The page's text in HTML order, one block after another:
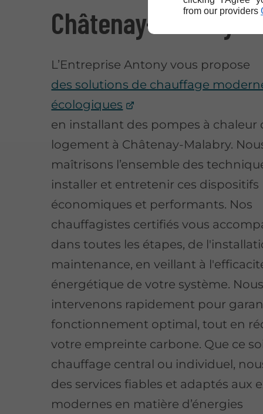
from our providers
Châtenay-Malabry
L’Entreprise Antony vous propose
des solutions de chauffage
écologiques
en installant des pompes à chaleur
logement à Châtenay-Malabry.
maîtrisons l’ensemble des
installer et entretenir ces dispositifs
économiques et performants. Nos
chauffagistes certifiés vous
dans toutes les étapes, de
maintenance, en veillant à
énergétique de votre système. Nous
intervenons rapidement pour
fonctionnement optimal, tout en
votre empreinte carbone. Que ce
chauffage central ou individuel,
des services fiables et adaptés aux
modernes en matière d’énergies